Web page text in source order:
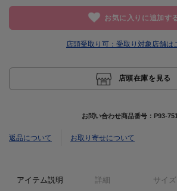
お気に入りに追加す
店頭受取り可： 受取り対象店舗は
店頭在庫を見る
お問い合わせ商品番号： P93-
返品について お取り寄せについて
アイテム説明 詳細 サイズ